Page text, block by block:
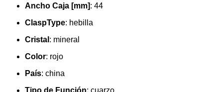
Ancho Caja [mm]: 44
ClaspType: hebilla
Cristal : mineral
Color: rojo
País: china
Tipo de Función: cuarzo